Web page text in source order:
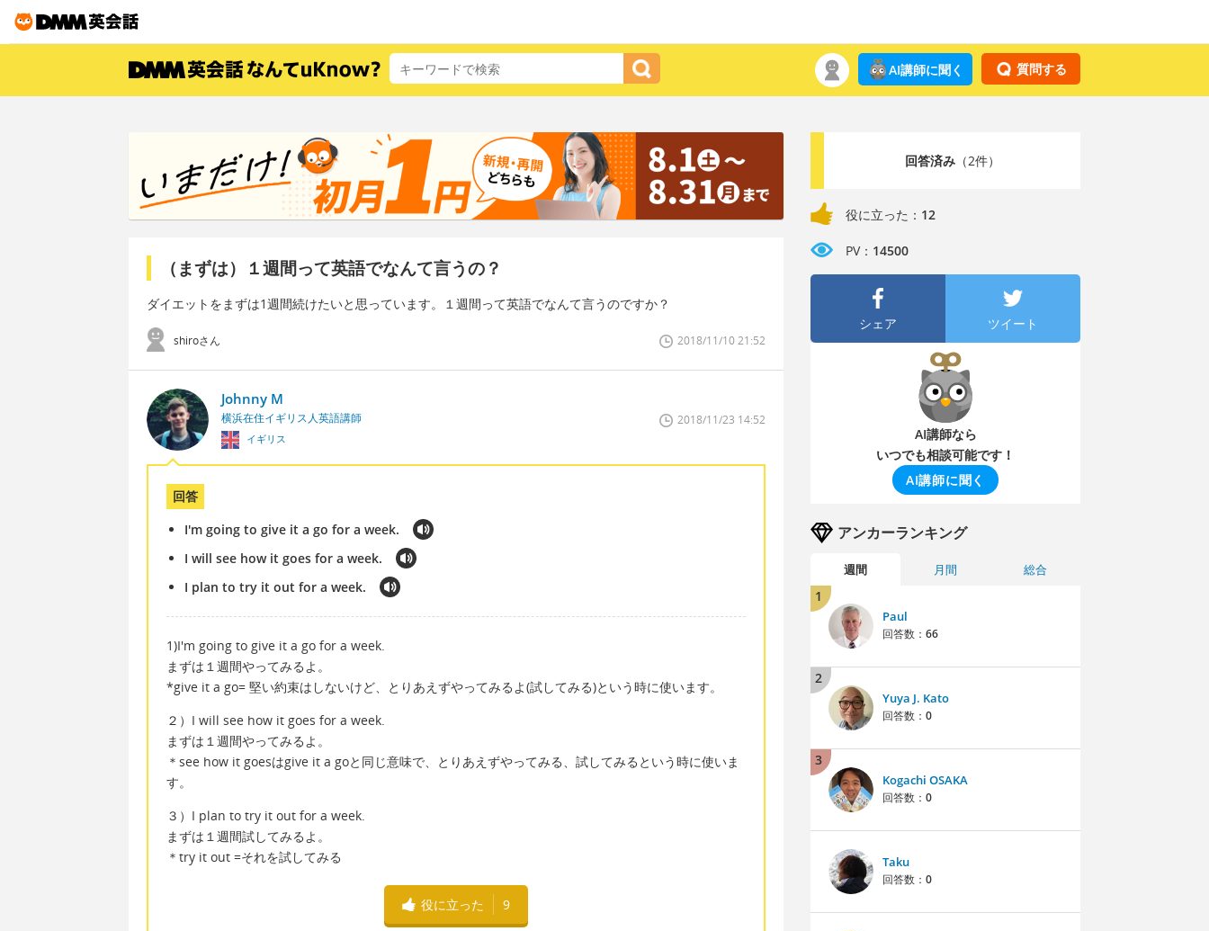
質問する
AI講師に聞く
（まずは）１週間って英語でなんて言うの？
ダイエットをまずは1週間続けたいと思っています。１週間って英語でなんて言うのですか？
shiroさん 2018/11/10 21:52
Johnny M
横浜在住イギリス人英語講師
イギリス
2018/11/23 14:52
回答
I'm going to give it a go for a week.
I will see how it goes for a week.
I plan to try it out for a week.
1)I'm going to give it a go for a week.
まずは１週間やってみるよ。
*give it a go= 堅い約束はしないけど、とりあえずやってみるよ(試してみる)という時に使います。
２）I will see how it goes for a week.
まずは１週間やってみるよ。
＊see how it goesはgive it a goと同じ意味で、とりあえずやってみる、試してみるという時に使いま
す。
３）I plan to try it out for a week.
まずは１週間試してみるよ。
＊try it out =それを試してみる
役に立った 9
回答済み（2件）
役に立った： 12
PV： 14500
シェア ツイート
AI講師なら
いつでも相談可能です！
AI講師に聞く
アンカーランキング
週間 月間 総合
1
Paul
回答数： 66
2
Yuya J. Kato
回答数： 0
3
Kogachi OSAKA
回答数： 0
Taku
回答数： 0